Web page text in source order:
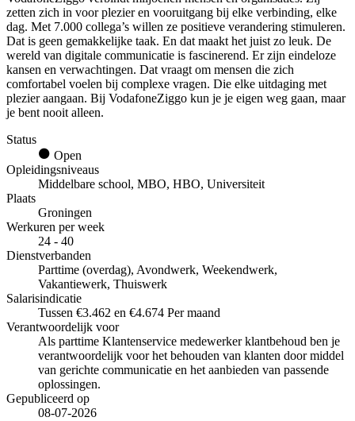
zetten zich in voor plezier en vooruitgang bij elke verbinding, elke
dag. Met 7.000 collega’s willen ze positieve verandering stimuleren.
Dat is geen gemakkelijke taak. En dat maakt het juist zo leuk. De
wereld van digitale communicatie is fascinerend. Er zijn eindeloze
kansen en verwachtingen. Dat vraagt om mensen die zich
comfortabel voelen bij complexe vragen. Die elke uitdaging met
plezier aangaan. Bij VodafoneZiggo kun je je eigen weg gaan, maar
je bent nooit alleen.
Status
Open
Opleidingsniveaus
Middelbare school, MBO, HBO, Universiteit
Plaats
Groningen
Werkuren per week
24 - 40
Dienstverbanden
Parttime (overdag), Avondwerk, Weekendwerk,
Vakantiewerk, Thuiswerk
Salarisindicatie
Tussen €3.462 en €4.674 Per maand
Verantwoordelijk voor
Als parttime Klantenservice medewerker klantbehoud ben je
verantwoordelijk voor het behouden van klanten door middel
van gerichte communicatie en het aanbieden van passende
oplossingen.
Gepubliceerd op
08-07-2026